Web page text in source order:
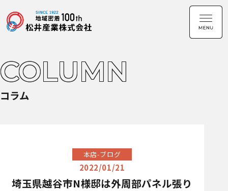
COLUMN
コラム
本店-ブログ
2022/01/21
埼玉県越谷市N様邸は外周部パネル張り